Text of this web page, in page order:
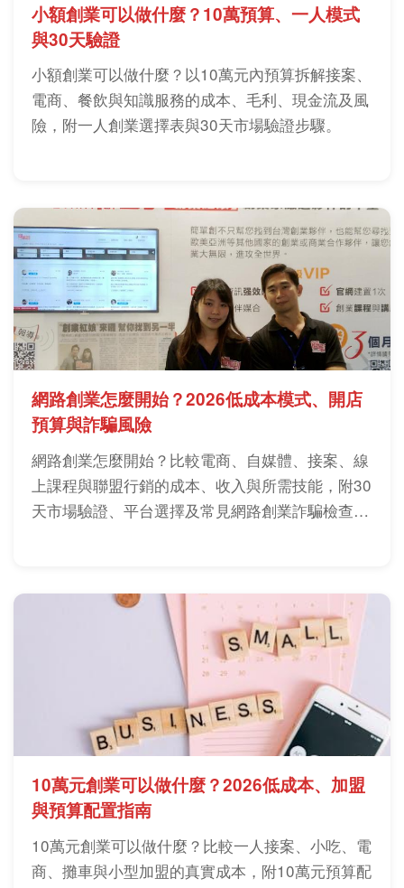
小額創業可以做什麼？10萬預算、一人模式
與30天驗證
小額創業可以做什麼？以10萬元內預算拆解接案、
電商、餐飲與知識服務的成本、毛利、現金流及風
險，附一人創業選擇表與30天市場驗證步驟。
網路創業怎麼開始？2026低成本模式、開店
預算與詐騙風險
網路創業怎麼開始？比較電商、自媒體、接案、線
上課程與聯盟行銷的成本、收入與所需技能，附30
天市場驗證、平台選擇及常見網路創業詐騙檢查
10萬元創業可以做什麼？2026低成本、加盟
與預算配置指南
10萬元創業可以做什麼？比較一人接案、小吃、電
商、攤車與小型加盟的真實成本，附10萬元預算配